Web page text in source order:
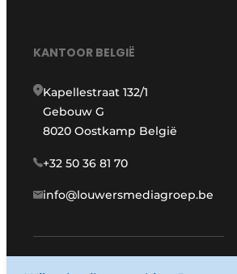
KANTOOR BELGIË
Kapellestraat 132/1
Gebouw G
8020 Oostkamp België
+32 50 36 81 70
info@louwersmediagroep.be